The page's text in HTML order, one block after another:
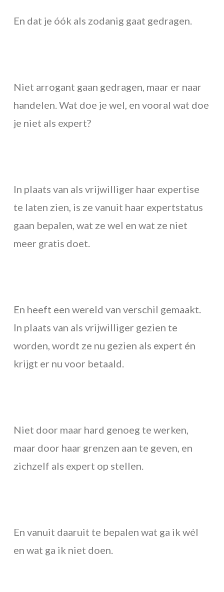
En dat je óók als zodanig gaat gedragen.
Niet arrogant gaan gedragen, maar er naar
handelen. Wat doe je wel, en vooral wat doe
je niet als expert?
In plaats van als vrijwilliger haar expertise
te laten zien, is ze vanuit haar expertstatus
gaan bepalen, wat ze wel en wat ze niet
meer gratis doet.
En heeft een wereld van verschil gemaakt.
In plaats van als vrijwilliger gezien te
worden, wordt ze nu gezien als expert én
krijgt er nu voor betaald.
Niet door maar hard genoeg te werken,
maar door haar grenzen aan te geven, en
zichzelf als expert op stellen.
En vanuit daaruit te bepalen wat ga ik wél
en wat ga ik niet doen.